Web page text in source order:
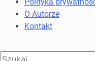
O Autorze
Kontakt
Close
Search